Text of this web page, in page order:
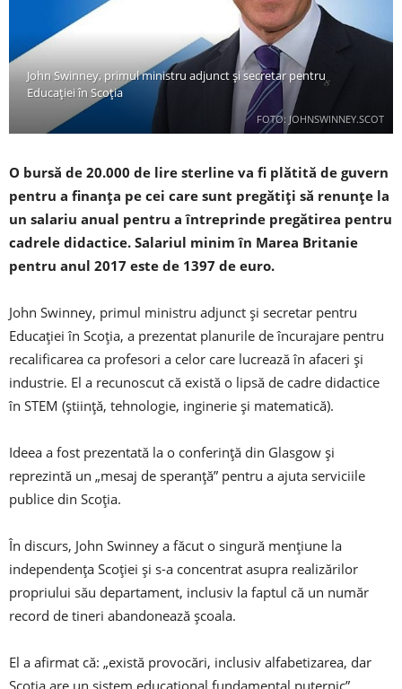
FOTO: JOHNSWINNEY.SCOT
John Swinney, primul ministru adjunct și secretar pentru
Educației în Scoția
O bursă de 20.000 de lire sterline va fi plătită de guvern
pentru a finanța pe cei care sunt pregătiți să renunțe la
un salariu anual pentru a întreprinde pregătirea pentru
cadrele didactice. Salariul minim în Marea Britanie
pentru anul 2017 este de 1397 de euro.
John Swinney, primul ministru adjunct și secretar pentru
Educației în Scoția, a prezentat planurile de încurajare pentru
recalificarea ca profesori a celor care lucrează în afaceri și
industrie. El a recunoscut că există o lipsă de cadre didactice
în STEM (știință, tehnologie, inginerie și matematică).
Ideea a fost prezentată la o conferință din Glasgow și
reprezintă un „mesaj de speranță” pentru a ajuta serviciile
publice din Scoția.
În discurs, John Swinney a făcut o singură mențiune la
independența Scoției și s-a concentrat asupra realizărilor
propriului său departament, inclusiv la faptul că un număr
record de tineri abandonează școala.
El a afirmat că: „există provocări, inclusiv alfabetizarea, dar
Scoția are un sistem educațional fundamental puternic”.